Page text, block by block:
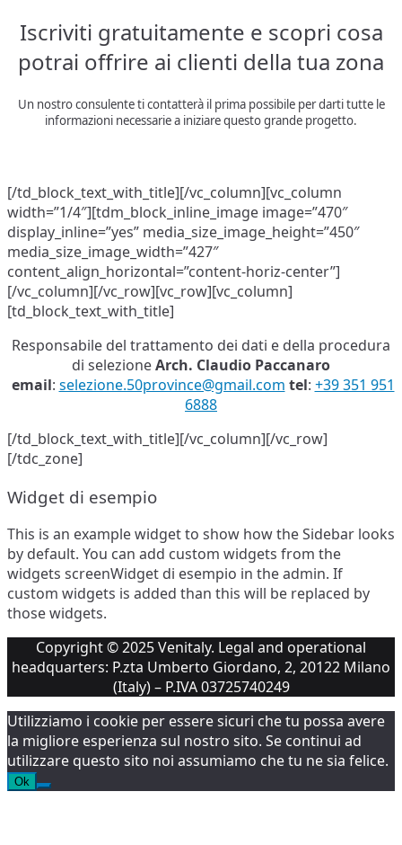
Iscriviti gratuitamente e scopri cosa
potrai offrire ai clienti della tua zona
Un nostro consulente ti contatterà il prima possibile per darti tutte le
informazioni necessarie a iniziare questo grande progetto.
[/td_block_text_with_title][/vc_column][vc_column
width=”1/4″][tdm_block_inline_image image=”470″
display_inline=”yes” media_size_image_height=”450″
media_size_image_width=”427″
content_align_horizontal=”content-horiz-center”]
[/vc_column][/vc_row][vc_row][vc_column]
[td_block_text_with_title]
Responsabile del trattamento dei dati e della procedura
di selezioneArch. Claudio Paccanaro
email: selezione.50province@gmail.com tel: +39 351 951
6888
[/td_block_text_with_title][/vc_column][/vc_row]
[/tdc_zone]
Widget di esempio
This is an example widget to show how the Sidebar looks
by default. You can add custom widgets from the
widgets screenWidget di esempio in the admin. If
custom widgets is added than this will be replaced by
those widgets.
Copyright © 2025 Venitaly. Legal and operational
headquarters: P.zta Umberto Giordano, 2, 20122 Milano
(Italy) – P.IVA 03725740249
Utilizziamo i cookie per essere sicuri che tu possa avere
la migliore esperienza sul nostro sito. Se continui ad
utilizzare questo sito noi assumiamo che tu ne sia felice.
Ok